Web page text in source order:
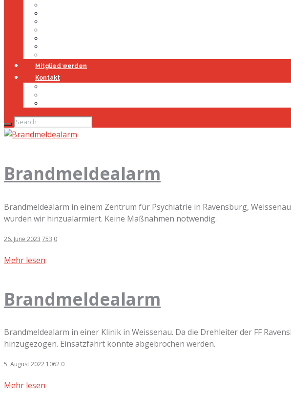
Mitglied werden
Kontakt
Brandmeldealarm
Brandmeldealarm in einem Zentrum für Psychiatrie in Ravensburg,
wurden wir hinzualarmiert. Keine Maßnahmen notwendig.
26. June 2023 753 0
Mehr lesen
Brandmeldealarm
Brandmeldealarm in einer Klinik in Weissenau. Da die Drehleiter der FF
hinzugezogen. Einsatzfahrt konnte abgebrochen werden.
5. August 2022 1062 0
Mehr lesen